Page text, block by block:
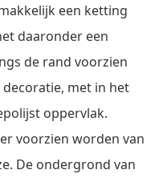
een ketting
daaronder een
de rand voorzien
met in het
oppervlak.
voorzien worden van
De ondergrond van